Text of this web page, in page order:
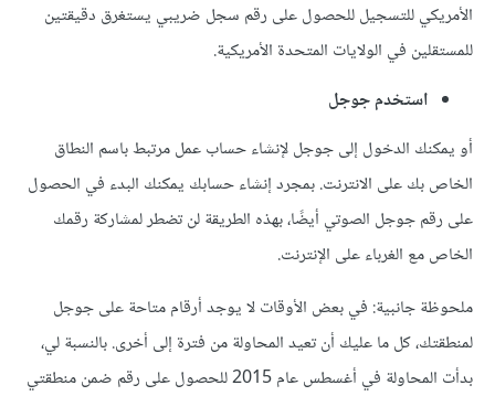
الأمريكي للتسجيل للحصول على رقم سجل ضريبي يستغرق دقيقتين
للمستقلين في الولايات المتحدة الأمريكية.
استخدم جوجل
أو يمكنك الدخول إلى جوجل لإنشاء حساب عمل مرتبط باسم النطاق
الخاص بك على الانترنت. بمجرد إنشاء حسابك يمكنك البدء في الحصول
على رقم جوجل الصوتي أيضًا، بهذه الطريقة لن تضطر لمشاركة رقمك
الخاص مع الغرباء على الإنترنت.
ملحوظة جانبية: في بعض الأوقات لا يوجد أرقام متاحة على جوجل
لمنطقتك، كل ما عليك أن تعيد المحاولة من فترة إلى أخرى. بالنسبة لي،
بدأت المحاولة في أغسطس عام 2015 للحصول على رقم ضمن منطقتي